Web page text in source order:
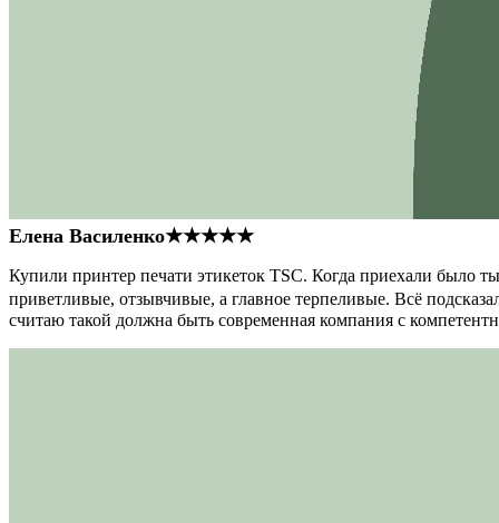
Елена Василенко★★★★★
Купили принтер печати этикеток TSC. Когда приехали было
приветливые, отзывчивые, а главное терпеливые. Всё
считаю такой должна быть современная компания с